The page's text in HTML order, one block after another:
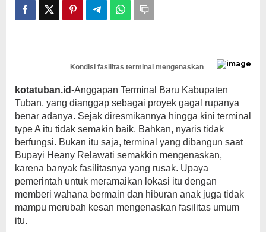
Kondisi fasilitas terminal mengenaskan
kotatuban.id-Anggapan Terminal Baru Kabupaten
Tuban, yang dianggap sebagai proyek gagal rupanya
benar adanya. Sejak diresmikannya hingga kini terminal
type A itu tidak semakin baik. Bahkan, nyaris tidak
berfungsi. Bukan itu saja, terminal yang dibangun saat
Bupayi Heany Relawati semakkin mengenaskan,
karena banyak fasilitasnya yang rusak. Upaya
pemerintah untuk meramaikan lokasi itu dengan
memberi wahana bermain dan hiburan anak juga tidak
mampu merubah kesan mengenaskan fasilitas umum
itu.